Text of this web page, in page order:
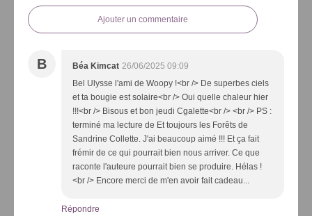
Ajouter un commentaire
B Béa Kimcat 26/06/2025 09:09
Bel Ulysse l'ami de Woopy !<br /> De superbes ciels
et ta bougie est solaire<br /> Oui quelle chaleur hier
!!!<br /> Bisous et bon jeudi Cgalette<br /> <br /> PS :
terminé ma lecture de Et toujours les Forêts de
Sandrine Collette. J'ai beaucoup aimé !!! Et ça fait
frémir de ce qui pourrait bien nous arriver. Ce que
raconte l'auteure pourrait bien se produire. Hélas !
<br /> Encore merci de m'en avoir fait cadeau...
Répondre